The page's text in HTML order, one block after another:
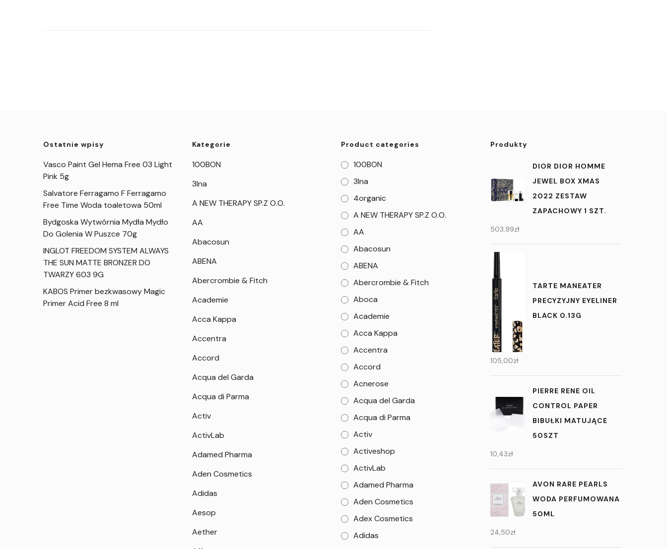
Ostatnie wpisy
Vasco Paint Gel Hema Free 03 Light
Pink 5g
Salvatore Ferragamo F Ferragamo
Free Time Woda toaletowa 50ml
Bydgoska Wytwórnia Mydła Mydło
Do Golenia W Puszce 70g
INGLOT FREEDOM SYSTEM ALWAYS
THE SUN MATTE BRONZER DO
TWARZY 603 9G
KABOS Primer bezkwasowy Magic
Primer Acid Free 8 ml
Kategorie
100BON
3Ina
A NEW THERAPY SP.Z O.O.
AA
Abacosun
ABENA
Abercrombie & Fitch
Academie
Acca Kappa
Accentra
Accord
Acqua del Garda
Acqua di Parma
Activ
ActivLab
Adamed Pharma
Aden Cosmetics
Adidas
Aesop
Aether
Product categories
100BON
3Ina
4organic
A NEW THERAPY SP.Z O.O.
AA
Abacosun
ABENA
Abercrombie & Fitch
Aboca
Academie
Acca Kappa
Accentra
Accord
Acnerose
Acqua del Garda
Acqua di Parma
Activ
Activeshop
ActivLab
Adamed Pharma
Aden Cosmetics
Adex Cosmetics
Adidas
Produkty
DIOR DIOR HOMME
JEWEL BOX XMAS
2022 ZESTAW
ZAPACHOWY 1 SZT.
503,99zł
TARTE MANEATER
PRECYZYJNY EYELINER
BLACK 0.13G
105,00zł
PIERRE RENE OIL
CONTROL PAPER
BIBUŁKI MATUJĄCE
50SZT
10,43zł
AVON RARE PEARLS
WODA PERFUMOWANA
50ML
24,50zł